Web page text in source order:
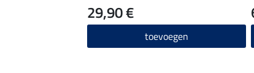
29,90 €
toevoegen